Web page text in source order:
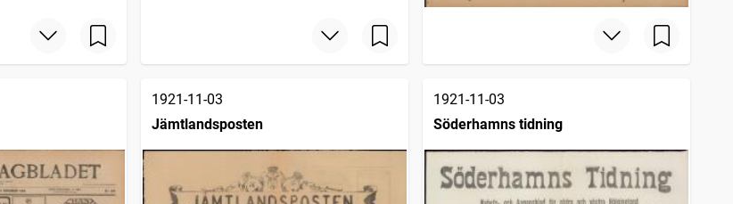
1921-11-03
Jämtlandsposten
1921-11-03
Söderhamns tidning